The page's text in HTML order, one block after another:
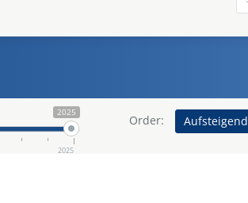
2025
2025
Order: Aufsteigend